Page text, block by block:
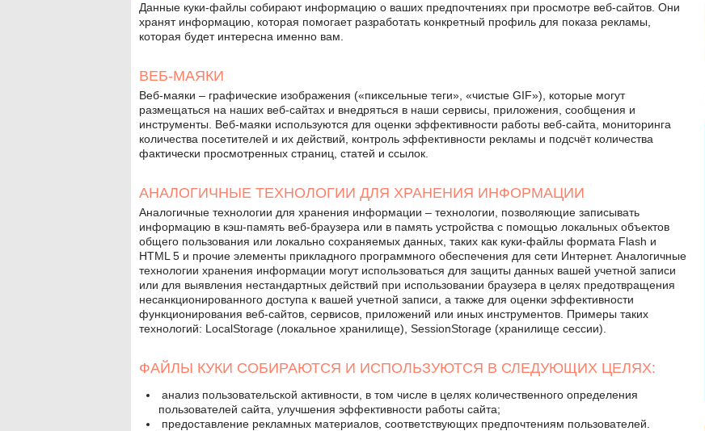
Данные куки-файлы собирают информацию о ваших предпочтениях при просмотре веб-сайтов. Они
хранят информацию, которая помогает разработать конкретный профиль для показа рекламы,
которая будет интересна именно вам.
ВЕБ-МАЯКИ
Веб-маяки – графические изображения («пиксельные теги», «чистые GIF»), которые могут
размещаться на наших веб-сайтах и внедряться в наши сервисы, приложения, сообщения и
инструменты. Веб-маяки используются для оценки эффективности работы веб-сайта, мониторинга
количества посетителей и их действий, контроль эффективности рекламы и подсчёт количества
фактически просмотренных страниц, статей и ссылок.
АНАЛОГИЧНЫЕ ТЕХНОЛОГИИ ДЛЯ ХРАНЕНИЯ ИНФОРМАЦИИ
Аналогичные технологии для хранения информации – технологии, позволяющие записывать
информацию в кэш-память веб-браузера или в память устройства с помощью локальных объектов
общего пользования или локально сохраняемых данных, таких как куки-файлы формата Flash и
HTML 5 и прочие элементы прикладного программного обеспечения для сети Интернет. Аналогичные
технологии хранения информации могут использоваться для защиты данных вашей учетной записи
или для выявления нестандартных действий при использовании браузера в целях предотвращения
несанкционированного доступа к вашей учетной записи, а также для оценки эффективности
функционирования веб-сайтов, сервисов, приложений или иных инструментов. Примеры таких
технологий: LocalStorage (локальное хранилище), SessionStorage (хранилище сессии).
ФАЙЛЫ КУКИ СОБИРАЮТСЯ И ИСПОЛЬЗУЮТСЯ В СЛЕДУЮЩИХ ЦЕЛЯХ:
анализ пользовательской активности, в том числе в целях количественного определения
пользователей сайта, улучшения эффективности работы сайта;
предоставление рекламных материалов, соответствующих предпочтениям пользователей.